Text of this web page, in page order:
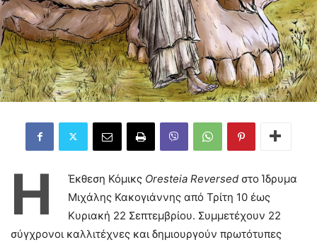
Η Έκθεση Κόμικς Oresteia Reversed στο Ίδρυμα
Μιχάλης Κακογιάννης από Τρίτη 10 έως
Κυριακή 22 Σεπτεμβρίου. Συμμετέχουν 22
σύγχρονοι καλλιτέχνες και δημιουργούν πρωτότυπες